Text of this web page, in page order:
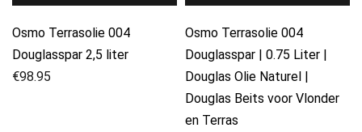
Osmo Terrasolie 004
Douglasspar 2,5 liter
€98.95
Osmo Terrasolie 004
Douglasspar | 0.75 Liter |
Douglas Olie Naturel |
Douglas Beits voor Vlonder
en Terras